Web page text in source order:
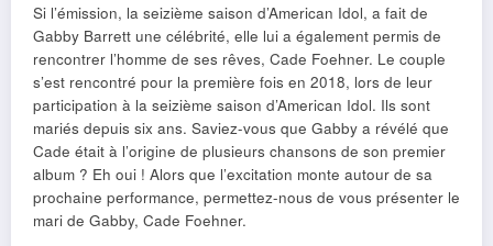
Si l’émission, la seizième saison d’American Idol, a fait de
Gabby Barrett une célébrité, elle lui a également permis de
rencontrer l’homme de ses rêves, Cade Foehner. Le couple
s’est rencontré pour la première fois en 2018, lors de leur
participation à la seizième saison d’American Idol. Ils sont
mariés depuis six ans. Saviez-vous que Gabby a révélé que
Cade était à l’origine de plusieurs chansons de son premier
album ? Eh oui ! Alors que l’excitation monte autour de sa
prochaine performance, permettez-nous de vous présenter le
mari de Gabby, Cade Foehner.